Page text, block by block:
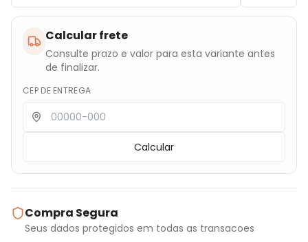
Calcular frete
Consulte prazo e valor para esta variante antes
de finalizar.
CEP DE ENTREGA
Calcular
Compra Segura
Seus dados protegidos em todas as transacoes